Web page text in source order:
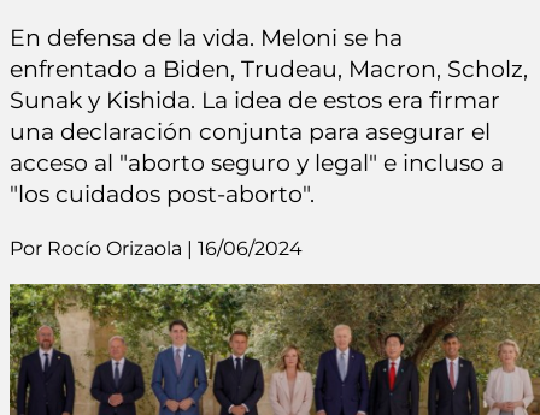
En defensa de la vida. Meloni se ha
enfrentado a Biden, Trudeau, Macron, Scholz,
Sunak y Kishida. La idea de estos era firmar
una declaración conjunta para asegurar el
acceso al "aborto seguro y legal" e incluso a
"los cuidados post-aborto".
Por Rocío Orizaola | 16/06/2024